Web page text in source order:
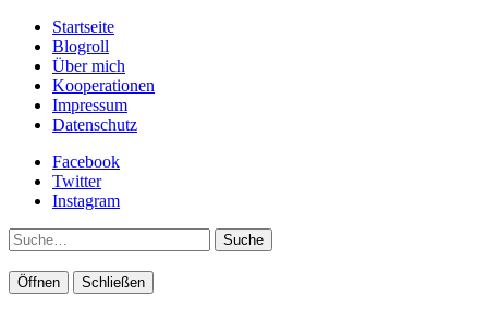
Startseite
Blogroll
Über mich
Kooperationen
Impressum
Datenschutz
Facebook
Twitter
Instagram
Suche
Öffnen Schließen